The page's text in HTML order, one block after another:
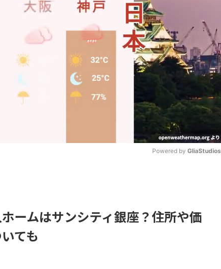
e
Powered by GliaStudios
ームはサンシティ銀座？住所や価
ても